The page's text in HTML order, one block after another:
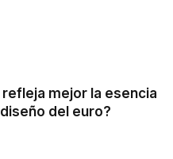
mejor la esencia
del euro?